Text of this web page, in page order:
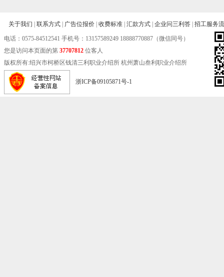
关于我们 联系方式 广告位报价 收费标准 汇款方式 企业问三利答 招工服务
电话： 0575-84512541 手机号：13157589249 18888770887（微信同号）
您是访问本页面的第 37707812 位客人
版权所有:绍兴市柯桥区钱清三利职业介绍所 杭州萧山叁利职业介绍所
浙ICP备09105871号-1